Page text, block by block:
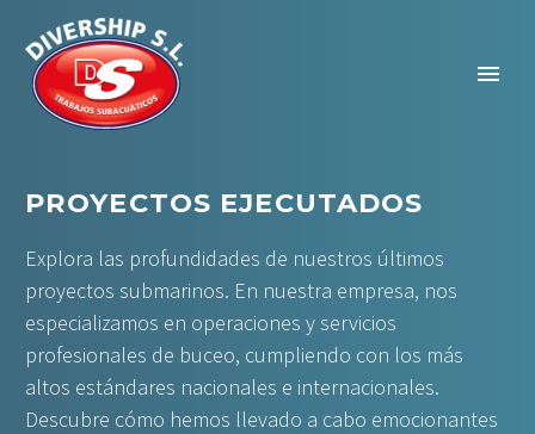
PROYECTOS EJECUTADOS
Explora las profundidades de nuestros últimos
proyectos submarinos. En nuestra empresa, nos
especializamos en operaciones y servicios
profesionales de buceo, cumpliendo con los más
altos estándares nacionales e internacionales.
Descubre cómo hemos llevado a cabo emocionantes